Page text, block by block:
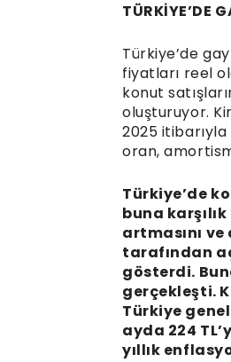
TÜRKİYE’DE
Türkiye’de
fiyatları reel
konut
oluşturuyor.
2025 itibarıyla
oran,
Türkiye’de
buna
artmasını
tarafından
gösterdi.
gerçekleşti.
Türkiye
ayda 224
yıllık